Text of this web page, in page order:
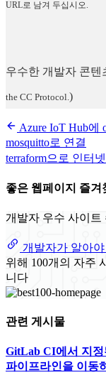
URL로 남겨 두십시오.
우수한 개발자 콘텐
the CC Protocol. )
Azure IoT Hub에
mosquitto로 연결
terraform으로 인터
좋은 웹페이지 즐겨
개발자 우수 사이트
개발자가 알아
위해 100개의 자주
니다
관련 게시물
GitLab CI에서 지정
파이프라인을 이동